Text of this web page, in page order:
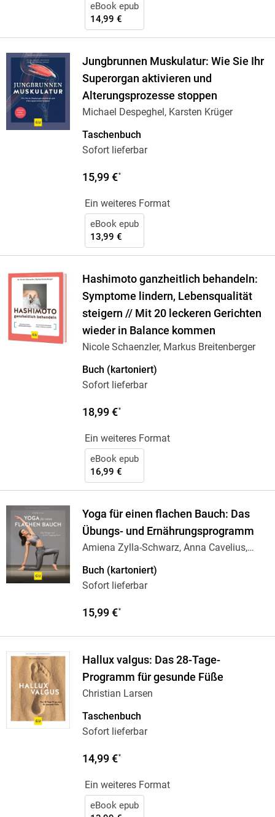
eBook epub
14,99 €
Jungbrunnen Muskulatur: Wie Sie Ihr
Superorgan aktivieren und
Alterungsprozesse stoppen
Michael Despeghel, Karsten Krüger
Taschenbuch
Sofort lieferbar
15,99 €*
Ein weiteres Format
eBook epub
13,99 €
Hashimoto ganzheitlich behandeln:
Symptome lindern, Lebensqualität
steigern // Mit 20 leckeren Gerichten
wieder in Balance kommen
Nicole Schaenzler, Markus Breitenberger
Buch (kartoniert)
Sofort lieferbar
18,99 €*
Ein weiteres Format
eBook epub
16,99 €
Yoga für einen flachen Bauch: Das
Übungs- und Ernährungsprogramm
Amiena Zylla-Schwarz, Anna Cavelius,
Amiena Zylla
Buch (kartoniert)
Sofort lieferbar
15,99 €*
Hallux valgus: Das 28-Tage-
Programm für gesunde Füße
Christian Larsen
Taschenbuch
Sofort lieferbar
14,99 €*
Ein weiteres Format
eBook epub